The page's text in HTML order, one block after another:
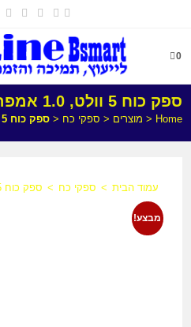
0
ספק כוח 5 וולט, 1.0 אמפר
Home
< מוצרים < ספקי כח <ספק כוח 5 וולט, 1.0 אמפר
עמוד הבית > ספקי כח > ספק כוח 5 וולט, 1.0 אמפר
מבצע!